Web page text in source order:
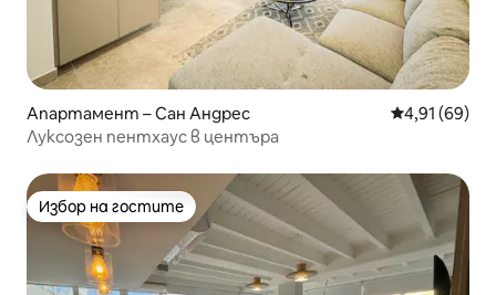
Апартамент – Сан Андрес Средна
4,91 (69)
Луксозен пентхаус в центъра
Избор на гостите
Избор на гостите